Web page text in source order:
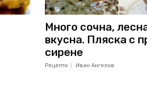
Много сочна,
вкусна. Пляска с
сирене
Рецепти Иван Ангелов